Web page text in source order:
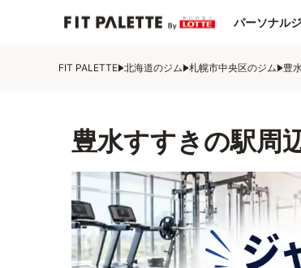
パーソナル
FIT PALETTE 北海道のジム 札幌市中央区のジム 豊
豊水すすきの駅周